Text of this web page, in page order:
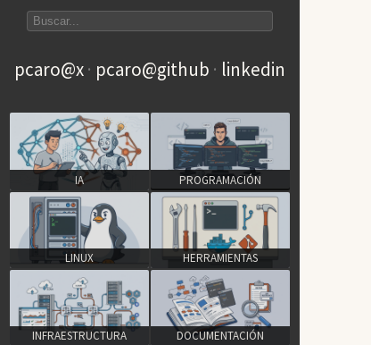
Search articles
pcaro@x pcaro@github linkedin
IA PROGRAMACIÓN
LINUX HERRAMIENTAS
INFRAESTRUCTURA DOCUMENTACIÓN